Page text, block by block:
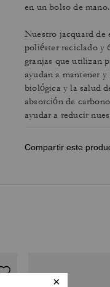
en un bolso de mano.
Nuestro jacquard de
poliéster reciclado y
granjas que utilizan
ayudan a mantener
biológica y la salud
absorción de
ayudar a reducir
Compartir este